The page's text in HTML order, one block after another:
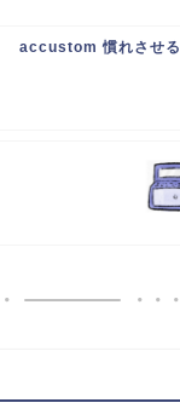
accustom 慣れさせる